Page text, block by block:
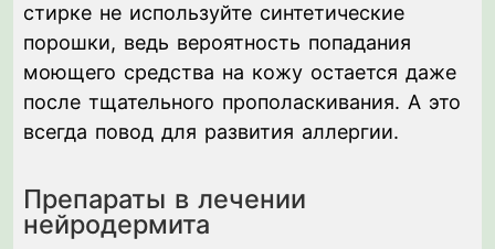
стирке не используйте синтетические
порошки, ведь вероятность попадания
моющего средства на кожу остается даже
после тщательного прополаскивания. А это
всегда повод для развития аллергии.
Препараты в лечении
нейродермита